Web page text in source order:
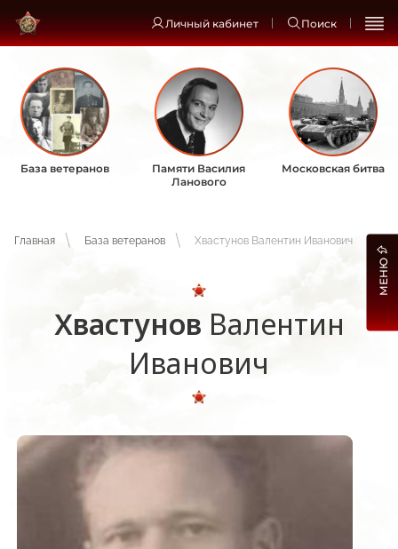
Личный кабинет Поиск
База ветеранов
Памяти Василия
Ланового
Московская битва
Главная База ветеранов Хвастунов Валентин Иванович
Хвастунов Валентин
Иванович
МЕНЮ